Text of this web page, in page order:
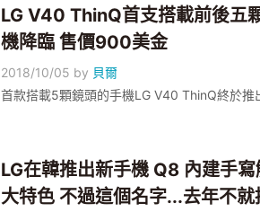
LG V40 ThinQ首支搭載前後五
機降臨 售價900美金
2018/10/05 by 貝爾
首款搭載5顆鏡頭的手機LG V40 ThinQ終於推
LG在韓推出新手機 Q8 內建手
大特色 不過這個名字...去年不就